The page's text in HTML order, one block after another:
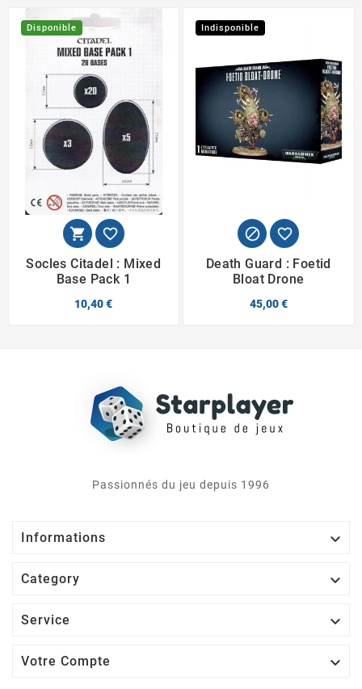
Disponible
 
Socles Citadel : Mixed
Base Pack 1
10,40 €
Indisponible
 
Death Guard : Foetid
Bloat Drone
45,00 €
Passionnés du jeu depuis 1996
Informations 
Category 
Service 
Votre Compte 